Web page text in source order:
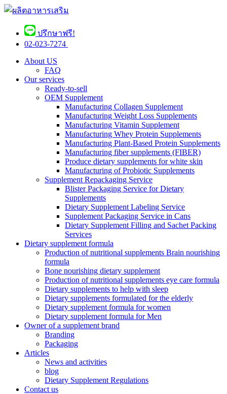
ปรึกษาฟรี!
02-023-7274 ​
About US
FAQ
Our services
Ready-to-sell
OEM Supplement
Manufacturing Collagen Supplement
Manufacturing Weight Loss Supplements
Manufacturing Vitamin Supplement
Manufacturing Whey Protein Supplements
Manufacturing Plant-Based Protein Supplements
Manufacturing fiber supplements (FIBER)
Produce dietary supplements for white skin
Manufacturing of Probiotic Supplements
Supplement Repackaging Service
Blister Packaging Service for Dietary
Supplements​
Dietary Supplement Labeling Service
Supplement Packaging Service in Cans
Dietary Supplement Filling and Sachet Packing
Services
Dietary supplement formula
Production of nutritional supplements Brain nourishing
formula
Bone nourishing dietary supplement
Production of nutritional supplements eye care formula
Dietary supplements to help with sleep
Dietary supplements formulated for the elderly
Dietary supplement formula for women
Dietary supplement formula for Men
Owner of a supplement brand
Branding
Packaging
Articles
News and activities
blog
Dietary Supplement Regulations
Contact us